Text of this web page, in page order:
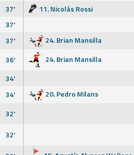
37'
11. Nicolás Rossi
37'
37'
24. Brian Mansilla
36'
24. Brian Mansilla
34'
34'
20. Pedro Milans
32'
32'